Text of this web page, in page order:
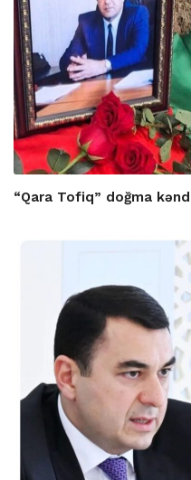
“Qara Tofiq” doğma